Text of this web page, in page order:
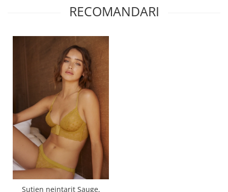
RECOMANDARI
Sutien neintarit Sauge,